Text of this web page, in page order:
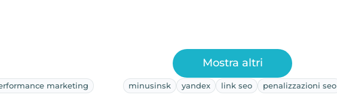
marketing
minusinsk yandex link seo penalizzazioni seo
Mostra altri